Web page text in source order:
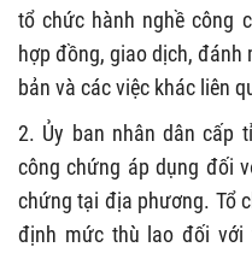
tổ chức hành nghề công
hợp đồng, giao dịch, đánh
bản và các việc khác liên
2. Ủy ban nhân dân cấp
công chứng áp dụng đối
chứng tại địa phương. Tổ
định mức thù lao đối với